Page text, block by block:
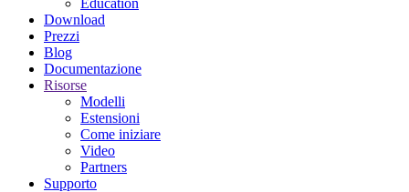
Download
Prezzi
Blog
Documentazione
Risorse
Modelli
Estensioni
Come iniziare
Video
Partners
Supporto